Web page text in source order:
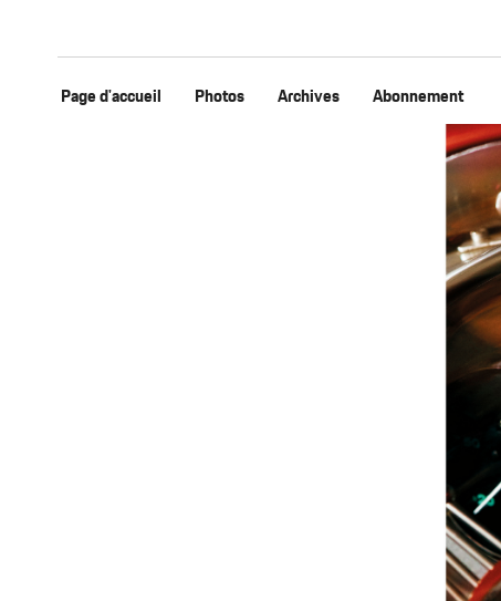
Page d'accueil Photos Archives Abonnement